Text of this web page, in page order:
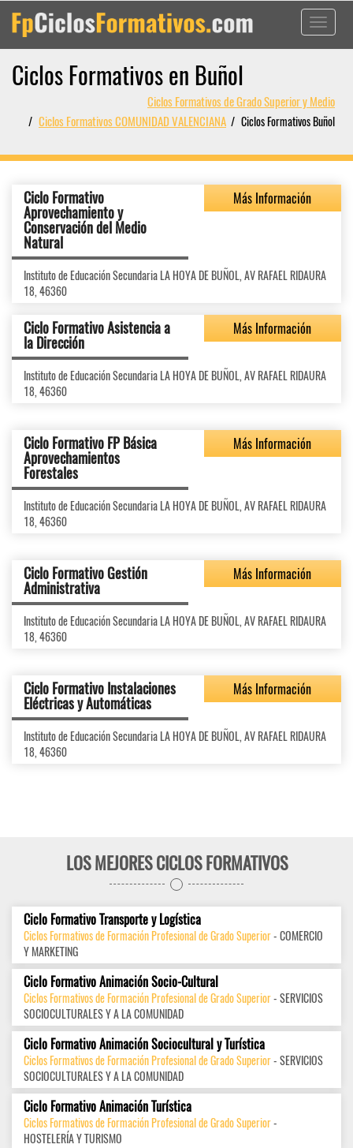
Toggle
Ciclos Formativos en Buñol
Ciclos Formativos de Grado Superior y Medio
Ciclos Formativos COMUNIDAD VALENCIANA
Ciclos Formativos Buñol
Ciclo Formativo
Aprovechamiento y
Conservación del Medio
Natural
Más Información
Instituto de Educación Secundaria LA HOYA DE BUÑOL, AV RAFAEL RIDAURA
18, 46360
Ciclo Formativo Asistencia a
la Dirección
Más Información
Instituto de Educación Secundaria LA HOYA DE BUÑOL, AV RAFAEL RIDAURA
18, 46360
Ciclo Formativo FP Básica
Aprovechamientos
Forestales
Más Información
Instituto de Educación Secundaria LA HOYA DE BUÑOL, AV RAFAEL RIDAURA
18, 46360
Ciclo Formativo Gestión
Administrativa
Más Información
Instituto de Educación Secundaria LA HOYA DE BUÑOL, AV RAFAEL RIDAURA
18, 46360
Ciclo Formativo Instalaciones
Eléctricas y Automáticas
Más Información
Instituto de Educación Secundaria LA HOYA DE BUÑOL, AV RAFAEL RIDAURA
18, 46360
LOS MEJORES CICLOS FORMATIVOS
Ciclo Formativo Transporte y Logística
Ciclos Formativos de Formación Profesional de Grado Superior- COMERCIO
Y MARKETING
Ciclo Formativo Animación Socio-Cultural
Ciclos Formativos de Formación Profesional de Grado Superior- SERVICIOS
SOCIOCULTURALES Y A LA COMUNIDAD
Ciclo Formativo Animación Sociocultural y Turística
Ciclos Formativos de Formación Profesional de Grado Superior- SERVICIOS
SOCIOCULTURALES Y A LA COMUNIDAD
Ciclo Formativo Animación Turística
Ciclos Formativos de Formación Profesional de Grado Superior-
HOSTELERÍA Y TURISMO